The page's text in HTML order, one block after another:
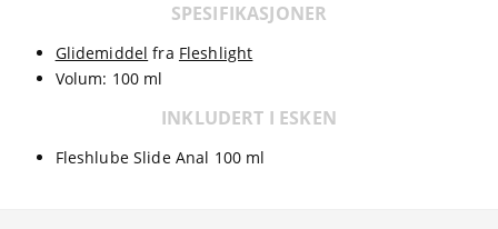
SPESIFIKASJONER
Glidemiddel fra Fleshlight
Volum: 100 ml
INKLUDERT I ESKEN
Fleshlube Slide Anal 100 ml